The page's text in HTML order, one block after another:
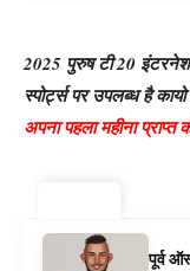
2025 पुरुष टी 20
स्पोर्ट्स पर उपलब्ध है
अपना पहला महीना प्राप्त
पूर्व